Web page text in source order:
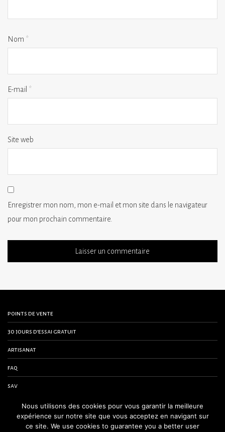
Nom *
E-mail *
Site web
Enregistrer mon nom, mon e-mail et mon site dans le navigateur
pour mon prochain commentaire.
points de vente
30 jours d’essai gratuit
artisanat
faq
sav
contactez-nous
conditions générales de vente
Nous utilisons des cookies pour vous garantir la meilleure
expérience sur notre site que vous acceptez en navigant sur
ce site. We use cookies to guarantee you a better user